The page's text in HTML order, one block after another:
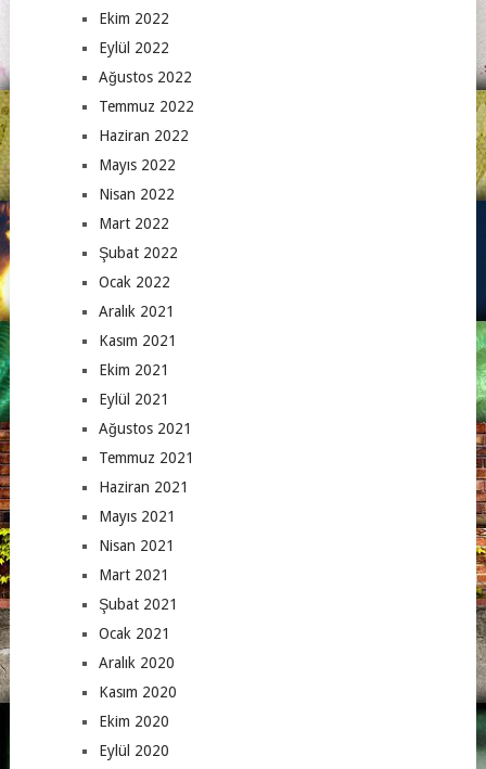
Ekim 2022
Eylül 2022
Ağustos 2022
Temmuz 2022
Haziran 2022
Mayıs 2022
Nisan 2022
Mart 2022
Şubat 2022
Ocak 2022
Aralık 2021
Kasım 2021
Ekim 2021
Eylül 2021
Ağustos 2021
Temmuz 2021
Haziran 2021
Mayıs 2021
Nisan 2021
Mart 2021
Şubat 2021
Ocak 2021
Aralık 2020
Kasım 2020
Ekim 2020
Eylül 2020